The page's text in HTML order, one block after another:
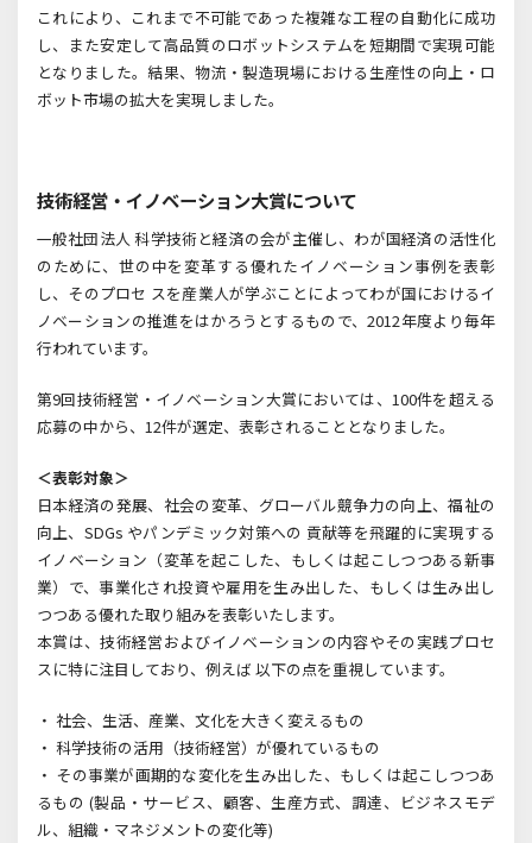
これにより、これまで不可能であった複雑な工程の自動化に成功
し、また安定して高品質のロボットシステムを短期間で実現可能
となりました。結果、物流・製造現場における生産性の向上・ロ
ボット市場の拡大を実現しました。
技術経営・イノベーション大賞について
一般社団法人 科学技術と経済の会が主催し、わが国経済の活性化
のために、世の中を変革する優れたイノベーション事例を表彰
し、そのプロセ スを産業人が学ぶことによってわが国におけるイ
ノベーションの推進をはかろうとするもので、2012年度より毎年
行われています。
第9回技術経営・イノベーション大賞においては、100件を超える
応募の中から、12件が選定、表彰されることとなりました。
＜表彰対象＞
日本経済の発展、社会の変革、グローバル競争力の向上、福祉の
向上、SDGs やパンデミック対策への 貢献等を飛躍的に実現する
イノベーション（変革を起こした、もしくは起こしつつある新事
業）で、事業化され投資や雇用を生み出した、もしくは生み出し
つつある優れた取り組みを表彰いたします。
本賞は、技術経営およびイノベーションの内容やその実践プロセ
スに特に注目しており、例えば 以下の点を重視しています。
・ 社会、生活、産業、文化を大きく変えるもの
・ 科学技術の活用（技術経営）が優れているもの
・ その事業が画期的な変化を生み出した、もしくは起こしつつあ
るもの (製品・サービス、顧客、生産方式、調達、ビジネスモデ
ル、組織・マネジメントの変化等)